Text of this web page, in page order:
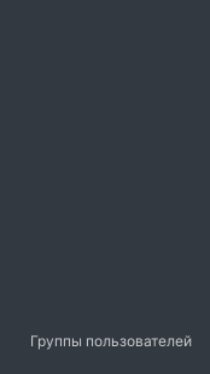
Группы пользователей